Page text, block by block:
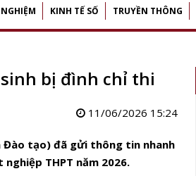
KINH TẾ SỐ TRUYỀN THÔNG
bị đình chỉ thi
11/06/2026 15:24
Đào tạo) đã gửi thông tin nhanh
THPT năm 2026.